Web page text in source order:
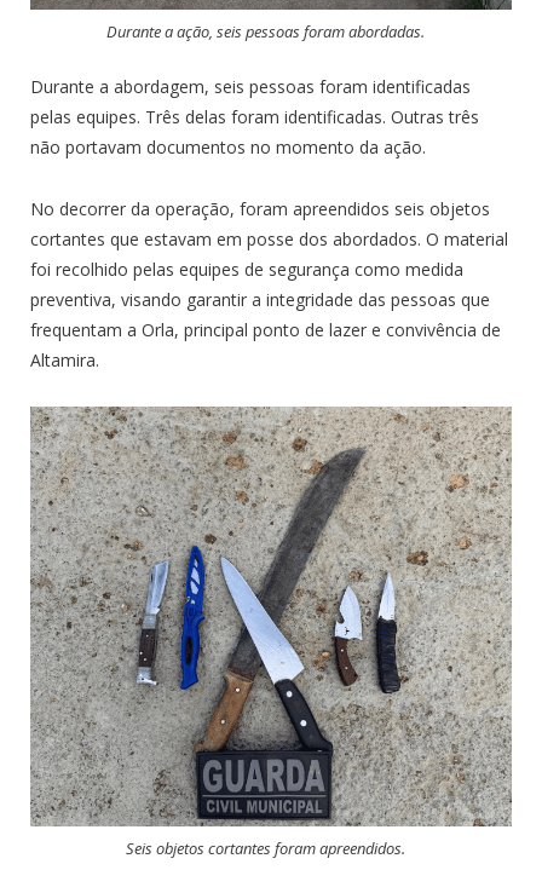
Durante a ação, seis pessoas foram abordadas.
Durante a abordagem, seis pessoas foram identificadas
pelas equipes. Três delas foram identificadas. Outras três
não portavam documentos no momento da ação.
No decorrer da operação, foram apreendidos seis objetos
cortantes que estavam em posse dos abordados. O material
foi recolhido pelas equipes de segurança como medida
preventiva, visando garantir a integridade das pessoas que
frequentam a Orla, principal ponto de lazer e convivência de
Altamira.
Seis objetos cortantes foram apreendidos.